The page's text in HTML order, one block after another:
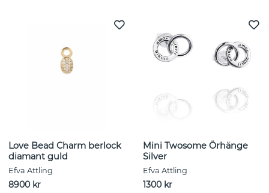
Love Bead Charm berlock
diamant guld
Efva Attling
8900 kr
Mini Twosome Örhänge
Silver
Efva Attling
1300 kr